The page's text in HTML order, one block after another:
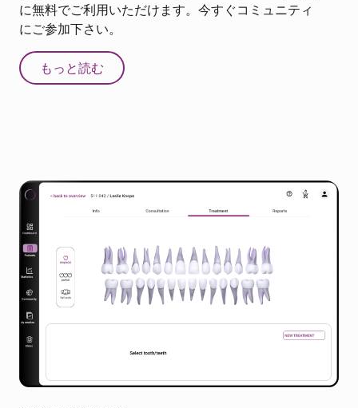
に無料でご利用いただけます。今すぐコミュニティ
にご参加下さい。
もっと読む